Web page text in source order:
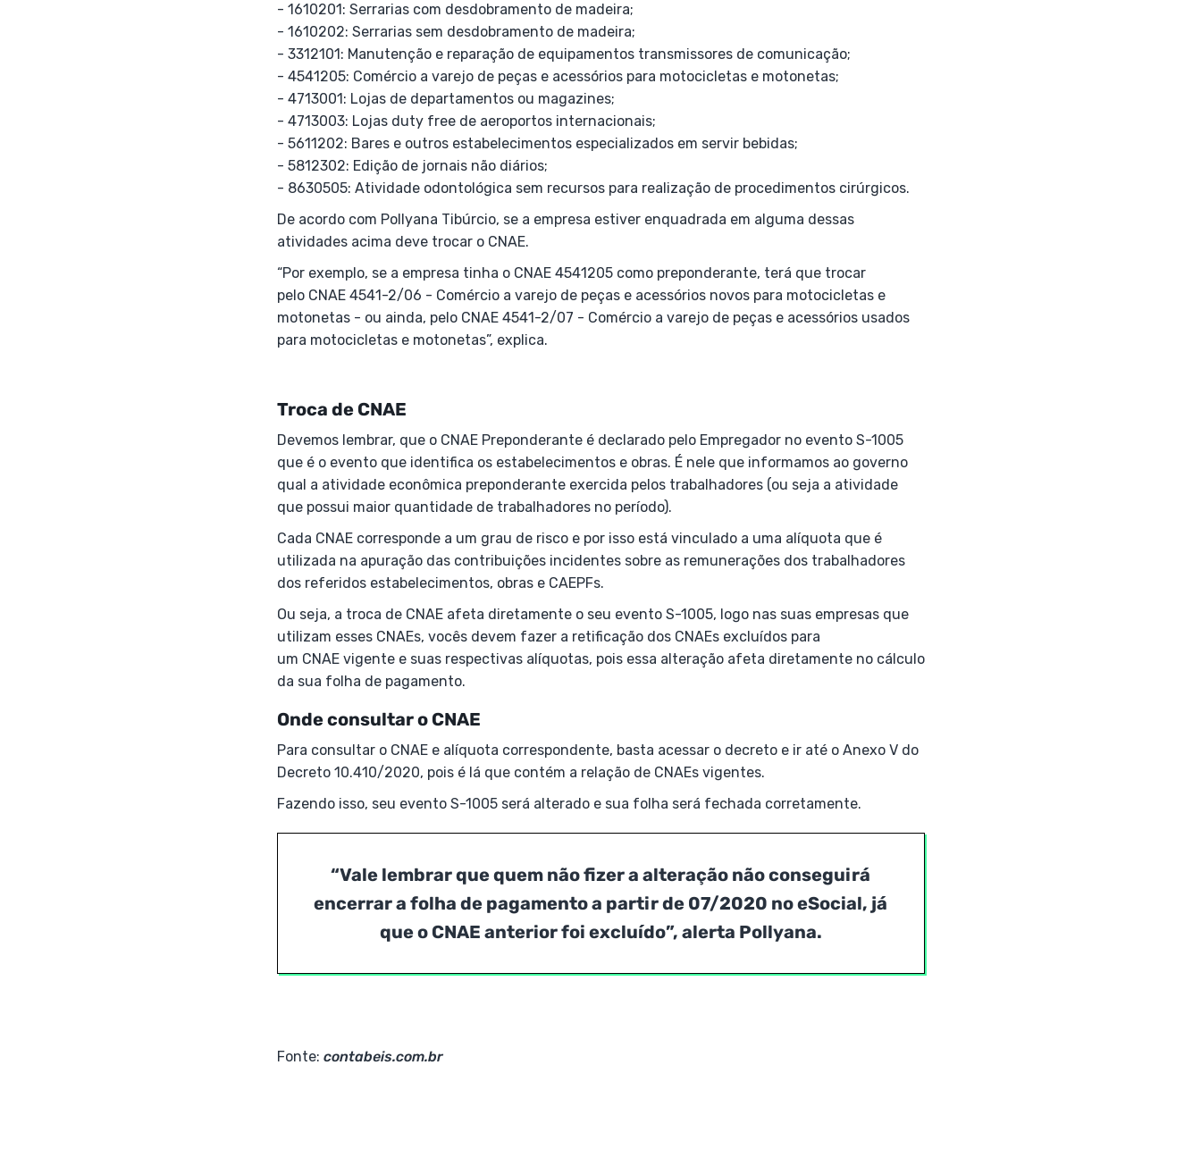
- 1610201: Serrarias com desdobramento de madeira;
- 1610202: Serrarias sem desdobramento de madeira;
- 3312101: Manutenção e reparação de equipamentos transmissores de comunicação;
- 4541205: Comércio a varejo de peças e acessórios para motocicletas e motonetas;
- 4713001: Lojas de departamentos ou magazines;
- 4713003: Lojas duty free de aeroportos internacionais;
- 5611202: Bares e outros estabelecimentos especializados em servir bebidas;
- 5812302: Edição de jornais não diários;
- 8630505: Atividade odontológica sem recursos para realização de procedimentos cirúrgicos.
De acordo com Pollyana Tibúrcio, se a empresa estiver enquadrada em alguma dessas
atividades acima deve trocar o CNAE.
“Por exemplo, se a empresa tinha o CNAE 4541205 como preponderante, terá que trocar
pelo CNAE 4541-2/06 - Comércio a varejo de peças e acessórios novos para motocicletas e
motonetas - ou ainda, pelo CNAE 4541-2/07 - Comércio a varejo de peças e acessórios usados
para motocicletas e motonetas”, explica.
Troca de CNAE
Devemos lembrar, que o CNAE Preponderante é declarado pelo Empregador no evento S-1005
que é o evento que identifica os estabelecimentos e obras. É nele que informamos ao governo
qual a atividade econômica preponderante exercida pelos trabalhadores (ou seja a atividade
que possui maior quantidade de trabalhadores no período).
Cada CNAE corresponde a um grau de risco e por isso está vinculado a uma alíquota que é
utilizada na apuração das contribuições incidentes sobre as remunerações dos trabalhadores
dos referidos estabelecimentos, obras e CAEPFs.
Ou seja, a troca de CNAE afeta diretamente o seu evento S-1005, logo nas suas empresas que
utilizam esses CNAEs, vocês devem fazer a retificação dos CNAEs excluídos para
um CNAE vigente e suas respectivas alíquotas, pois essa alteração afeta diretamente no cálculo
da sua folha de pagamento.
Onde consultar o CNAE
Para consultar o CNAE e alíquota correspondente, basta acessar o decreto e ir até o Anexo V do
Decreto 10.410/2020, pois é lá que contém a relação de CNAEs vigentes.
Fazendo isso, seu evento S-1005 será alterado e sua folha será fechada corretamente.
“Vale lembrar que quem não fizer a alteração não conseguirá
encerrar a folha de pagamento a partir de 07/2020 no eSocial, já
que o CNAE anterior foi excluído”, alerta Pollyana.
Fonte: contabeis.com.br